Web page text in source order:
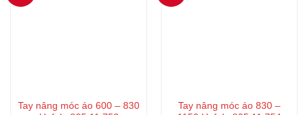
Tay nâng móc áo 600 – 830
Tay nâng móc áo 830 –